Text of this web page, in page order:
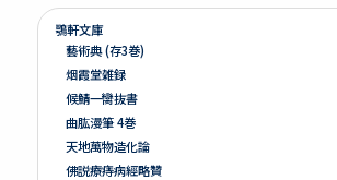
鶚軒文庫
藝術典 (存3巻)
烟霞堂雑録
候鯖一臠抜書
曲肱漫筆 4巻
天地萬物造化論
佛説療痔病經略贊